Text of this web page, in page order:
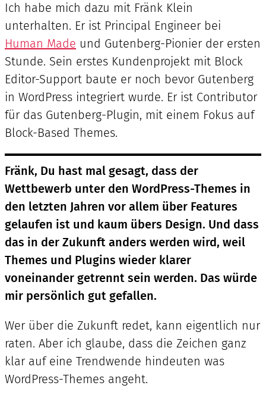
Ich habe mich dazu mit Fränk Klein
unterhalten. Er ist Principal Engineer bei
Human Made und Gutenberg-Pionier der ersten
Stunde. Sein erstes Kundenprojekt mit Block
Editor-Support baute er noch bevor Gutenberg
in WordPress integriert wurde. Er ist Contributor
für das Gutenberg-Plugin, mit einem Fokus auf
Block-Based Themes.
Fränk, Du hast mal gesagt, dass der
Wettbewerb unter den WordPress-Themes in
den letzten Jahren vor allem über Features
gelaufen ist und kaum übers Design. Und dass
das in der Zukunft anders werden wird, weil
Themes und Plugins wieder klarer
voneinander getrennt sein werden. Das würde
mir persönlich gut gefallen.
Wer über die Zukunft redet, kann eigentlich nur
raten. Aber ich glaube, dass die Zeichen ganz
klar auf eine Trendwende hindeuten was
WordPress-Themes angeht.